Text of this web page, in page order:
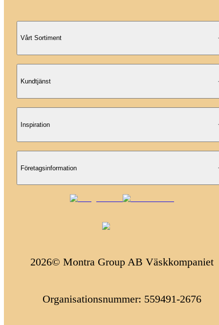
Vårt Sortiment
Kundtjänst
Inspiration
Företagsinformation
2026© Montra Group AB Väskkompaniet
Organisationsnummer: 559491-2676